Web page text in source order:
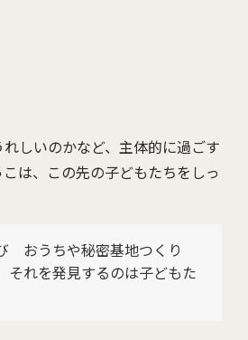
しいのかなど、主体的に過ごす
は、この先の子どもたちをしっ
おうちや秘密基地つくり
れを発見するのは子どもた